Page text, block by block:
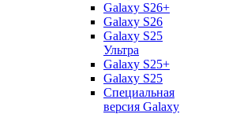
Galaxy S26+
Galaxy S26
Galaxy S25
Ультра
Galaxy S25+
Galaxy S25
Специальная
версия Galaxy